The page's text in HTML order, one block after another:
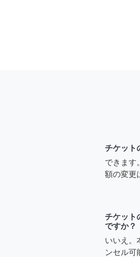
チケット
できます
額の変更
チケット
ですか？
いいえ。
ンセル可